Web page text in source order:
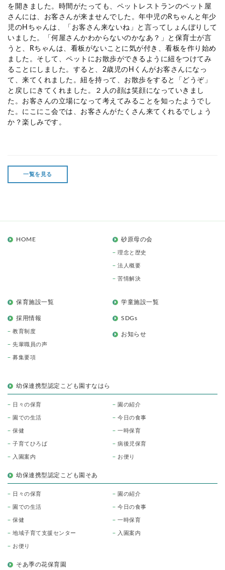
を開きました。時間がたっても、ペットレストランのペット屋
さんには、お客さんが来ませんでした。年中児のR ちゃんと年少
児のH ちゃんは、「お客さん来ないね」と言ってしょんぼりして
いました。「何屋さんかわからないのかなあ？」と保育士が言
うと、
Rちゃんは、看板がないことに気が付き、看板を作り始め
ました。そして、ペットにお散歩ができるように紐をつけてみ
ることにしました。すると、
2歳児の H くんがお客さんになっ
て、来てくれました。紐を持って、お散歩をすると「どうぞ」
と戻しにきてくれました。２人の顔は笑顔になっていきまし
た。お客さんの立場になって考えてみることを知ったようでし
た。にこにこ会では、お客さんがたくさん来てくれるでしょう
か？楽しみです。
一覧を見る
HOME 砂原母の会
理念と歴史
法人概要
苦情解決
保育施設一覧 学童施設一覧
採用情報
教育制度
先輩職員の声
募集要項
SDGs
お知らせ
幼保連携型認定こども園すなはら
日々の保育 園の紹介
園での生活 今日の食事
保健 一時保育
子育てひろば 病後児保育
入園案内 お便り
幼保連携型認定こども園そあ
日々の保育 園の紹介
園での生活 今日の食事
保健 一時保育
地域子育て支援センター 入園案内
お便り
そあ季の花保育園